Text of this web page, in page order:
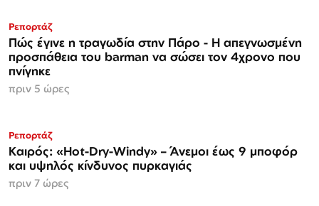
Ρεπορτάζ
Πώς έγινε η τραγωδία στην Πάρο - Η απεγνωσμένη
προσπάθεια του barman να σώσει τον 4χρονο που
πνίγηκε
πριν 5 ώρες
Ρεπορτάζ
Καιρός: «Hot-Dry-Windy» – Άνεμοι έως 9 μποφόρ
και υψηλός κίνδυνος πυρκαγιάς
πριν 7 ώρες